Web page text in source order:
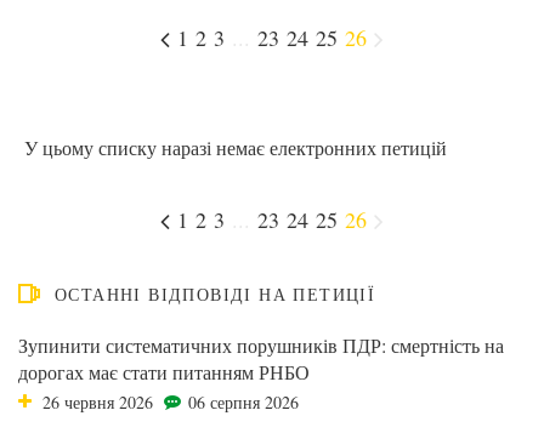
1 2 3 23 24 25 26
У цьому списку наразі немає електронних петицій
1 2 3 23 24 25 26
ОСТАННІ ВІДПОВІДІ НА ПЕТИЦІЇ
Зупинити систематичних порушників ПДР: смертність на
дорогах має стати питанням РНБО
26 червня 2026 06 серпня 2026